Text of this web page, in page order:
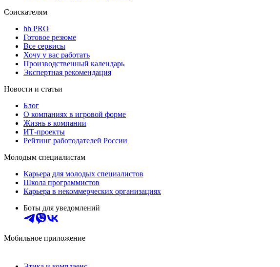
Соискателям
hh PRO
Готовое резюме
Все сервисы
Хочу у вас работать
Производственный календарь
Экспертная рекомендация
Новости и статьи
Блог
О компаниях в игровой форме
Жизнь в компании
ИТ-проекты
Рейтинг работодателей России
Молодым специалистам
Карьера для молодых специалистов
Школа программистов
Карьера в некоммерческих организациях
Боты для уведомлений
Мобильное приложение